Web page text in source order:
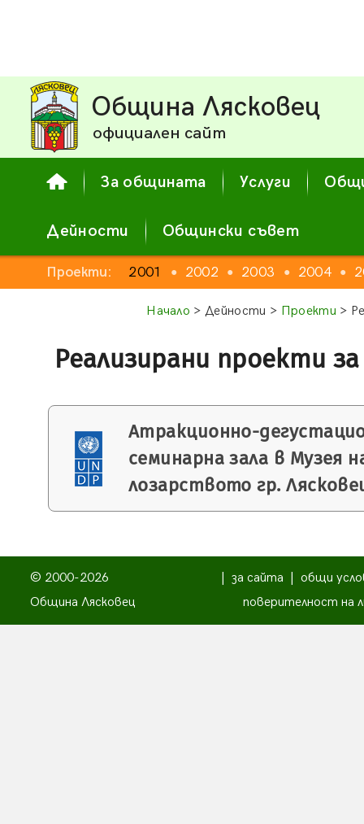
Община Лясковец
официален сайт
За общината Услуги
Дейности Общински съвет
Проекти: 2001 ● 2002 ● 2003 ● 2004 ●
Начало > Дейности > Проекти >
Реализирани проекти
Атракционно-
семинарна зала в Музея
лозарството гр.
© 2000-2026
Община Лясковец
за сайта
общи
поверителност на